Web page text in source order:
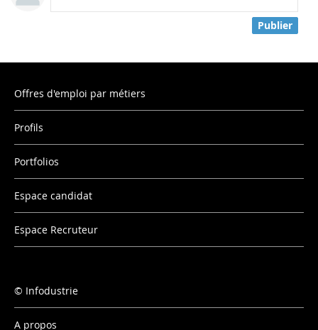
Publier
Offres d'emploi par métiers
Profils
Portfolios
Espace candidat
Espace Recruteur
Infodustrie
A propos